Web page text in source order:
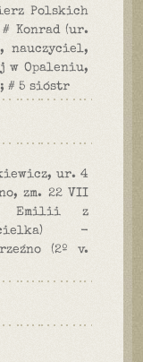
Polskich
Konrad (ur.
nauczyciel,
w Opaleniu,
# 5 sióstr
ur. 4
zm. 22 VII
i Emilii z
-
(2º v.